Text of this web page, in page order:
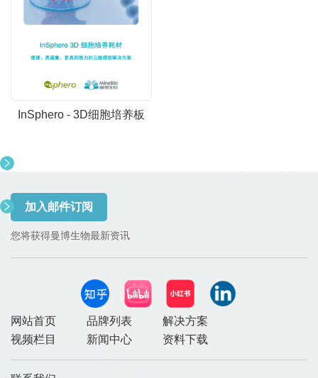
InSphero - 3D细胞培养板
加入邮件订阅
您将获得曼博生物最新资讯
网站首页 品牌列表
解决方案
视频栏目
新闻中心 资料下载